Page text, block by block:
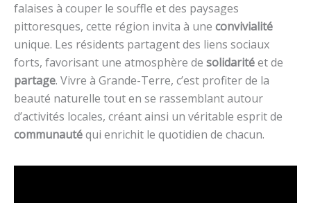
falaises à couper le souffle et des paysages
pittoresques, cette région invita à une convivialité
unique. Les résidents partagent des liens sociaux
forts, favorisant une atmosphère de solidaritéet de
partage. Vivre à Grande-Terre, c’est profiter de la
beauté naturelle tout en se rassemblant autour
d’activités locales, créant ainsi un véritable esprit de
communautéqui enrichit le quotidien de chacun.